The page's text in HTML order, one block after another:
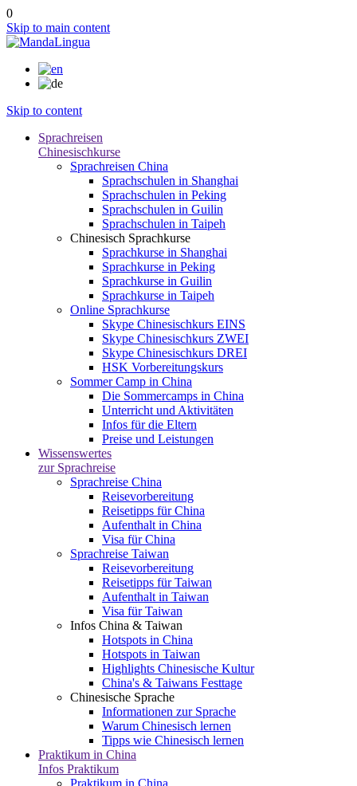
0
Skip to main content
Skip to content
Sprachreisen
Chinesischkurse
Sprachreisen China
Sprachschulen in Shanghai
Sprachschulen in Peking
Sprachschulen in Guilin
Sprachschulen in Taipeh
Chinesisch Sprachkurse
Sprachkurse in Shanghai
Sprachkurse in Peking
Sprachkurse in Guilin
Sprachkurse in Taipeh
Online Sprachkurse
Skype Chinesischkurs EINS
Skype Chinesischkurs ZWEI
Skype Chinesischkurs DREI
HSK Vorbereitungskurs
Sommer Camp in China
Die Sommercamps in China
Unterricht und Aktivitäten
Infos für die Eltern
Preise und Leistungen
Wissenswertes
zur Sprachreise
Sprachreise China
Reisevorbereitung
Reisetipps für China
Aufenthalt in China
Visa für China
Sprachreise Taiwan
Reisevorbereitung
Reisetipps für Taiwan
Aufenthalt in Taiwan
Visa für Taiwan
Infos China & Taiwan
Hotspots in China
Hotspots in Taiwan
Highlights Chinesische Kultur
China's & Taiwans Festtage
Chinesische Sprache
Informationen zur Sprache
Warum Chinesisch lernen
Tipps wie Chinesisch lernen
Praktikum in China
Infos Praktikum
Praktikum in China